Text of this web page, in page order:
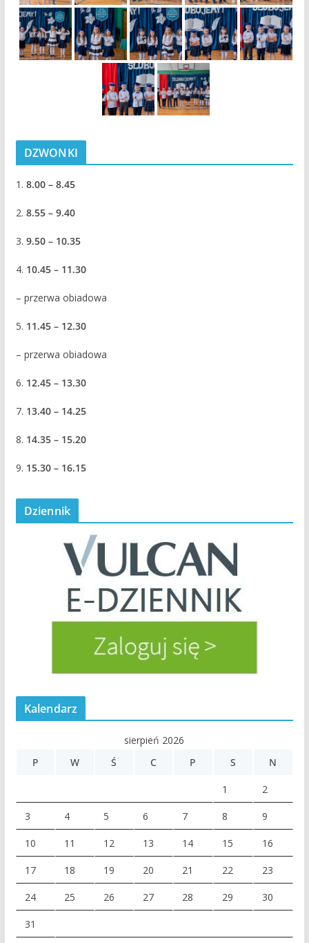
DZWONKI
1. 8.00 – 8.45
2. 8.55 – 9.40
3. 9.50 – 10.35
4. 10.45 – 11.30
– przerwa obiadowa
5. 11.45 – 12.30
– przerwa obiadowa
6. 12.45 – 13.30
7. 13.40 – 14.25
8. 14.35 – 15.20
9. 15.30 – 16.15
Dziennik
Kalendarz
sierpień 2026
P
W Ś C P S N
1 2
3 4 5 6 7 8 9
10 11 12 13 14 15 16
17 18 19 20 21 22 23
24 25 26 27 28 29 30
31